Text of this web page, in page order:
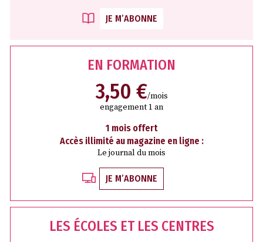
JE M’ABONNE
EN FORMATION
3,50 €/mois
engagement 1 an
1 mois offert
Accès illimité au magazine en ligne :
Le journal du mois
JE M’ABONNE
LES ÉCOLES ET LES CENTRES